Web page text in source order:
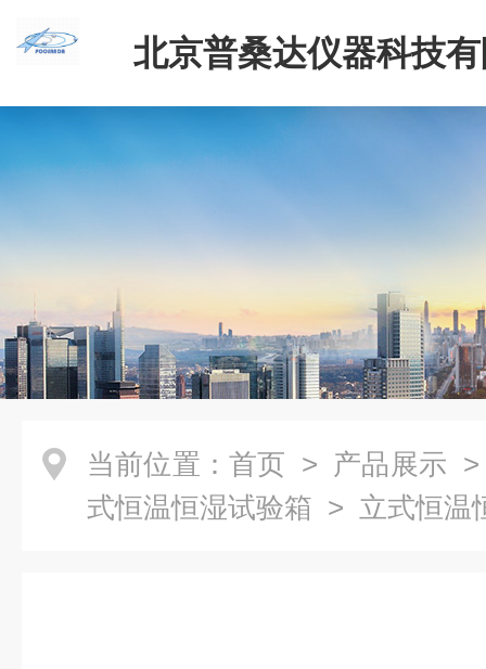
北京普桑达仪器科技
当前位置： 首页 > 产品展示
式恒温恒湿试验箱 > 立式恒温